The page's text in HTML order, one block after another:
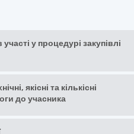
у процедурі закупівлі
якісні та кількісні
до учасника